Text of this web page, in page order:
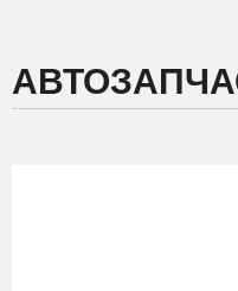
06-10455-SX